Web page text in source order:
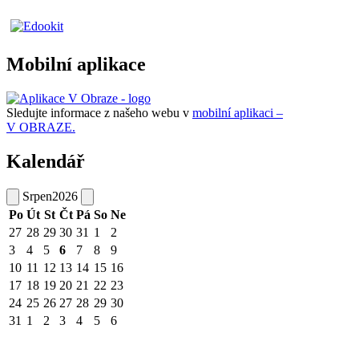
Mobilní aplikace
Sledujte informace z našeho webu v mobilní aplikaci –
V OBRAZE.
Kalendář
Srpen2026
Po Út St Čt Pá So Ne
27 28 29 30 31 1
2
3
4 5 6 7 8
9
10 11 12 13 14 15 16
17 18 19 20 21 22 23
24 25 26 27 28 29 30
31 1 2 3 4 5 6